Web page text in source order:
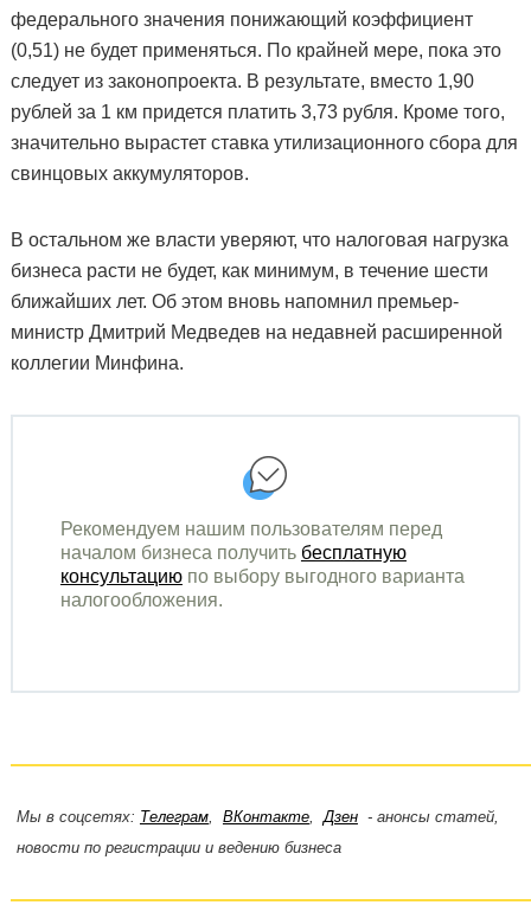
федерального значения понижающий коэффициент
(0,51) не будет применяться. По крайней мере, пока это
следует из законопроекта. В результате, вместо 1,90
рублей за 1 км придется платить 3,73 рубля. Кроме того,
значительно вырастет ставка утилизационного сбора для
свинцовых аккумуляторов.
В остальном же власти уверяют, что налоговая нагрузка
бизнеса расти не будет, как минимум, в течение шести
ближайших лет. Об этом вновь напомнил премьер-
министр Дмитрий Медведев на недавней расширенной
коллегии Минфина.
Рекомендуем нашим пользователям перед
началом бизнеса получить бесплатную
консультациюпо выбору выгодного варианта
налогообложения.
Мы в соцсетях: Телеграм, ВКонтакте,Дзен- анонсы статей,
новости по регистрации и ведению бизнеса